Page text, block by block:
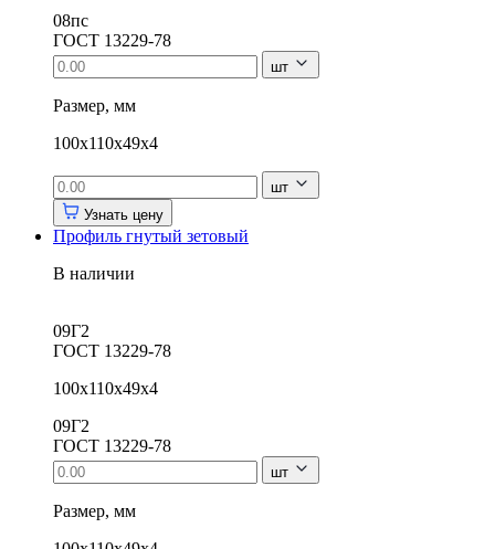
08пс
ГОСТ 13229-78
шт
Размер, мм
100х110х49х4
шт
Узнать цену
Профиль гнутый зетовый
В наличии
09Г2
ГОСТ 13229-78
100х110х49х4
09Г2
ГОСТ 13229-78
шт
Размер, мм